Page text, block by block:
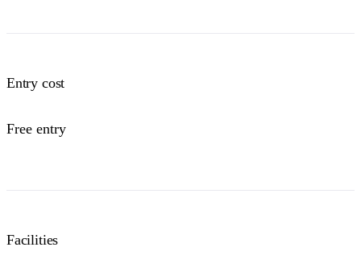
Entry cost
Free entry
Facilities